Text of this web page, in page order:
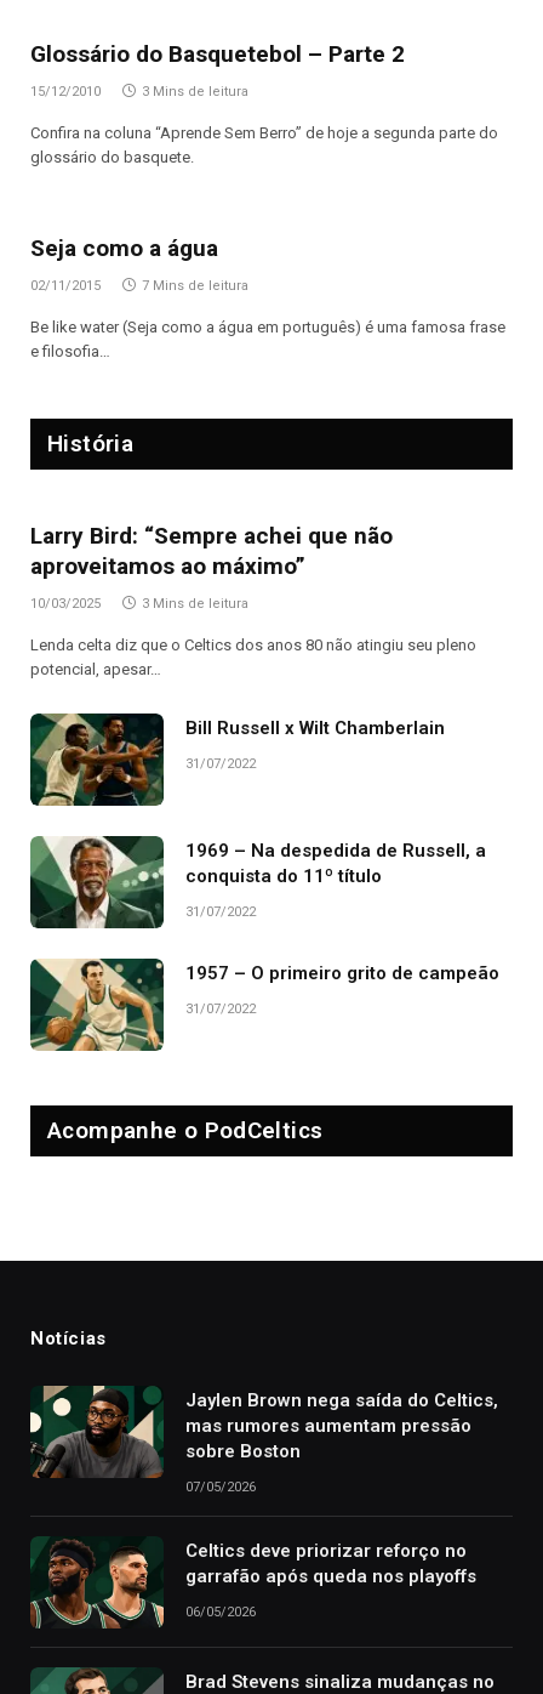
Glossário do Basquetebol – Parte 2
15/12/2010 3 Mins de leitura
Confira na coluna “Aprende Sem Berro” de hoje a segunda parte do
glossário do basquete.
Seja como a água
02/11/2015 7 Mins de leitura
Be like water (Seja como a água em português) é uma famosa frase
e filosofia…
História
Larry Bird: “Sempre achei que não
aproveitamos ao máximo”
10/03/2025 3 Mins de leitura
Lenda celta diz que o Celtics dos anos 80 não atingiu seu pleno
potencial, apesar…
Bill Russell x Wilt Chamberlain
31/07/2022
1969 – Na despedida de Russell, a
conquista do 11º título
31/07/2022
1957 – O primeiro grito de campeão
31/07/2022
Acompanhe o PodCeltics
Notícias
Jaylen Brown nega saída do Celtics,
mas rumores aumentam pressão
sobre Boston
07/05/2026
Celtics deve priorizar reforço no
garrafão após queda nos playoffs
06/05/2026
Brad Stevens sinaliza mudanças no